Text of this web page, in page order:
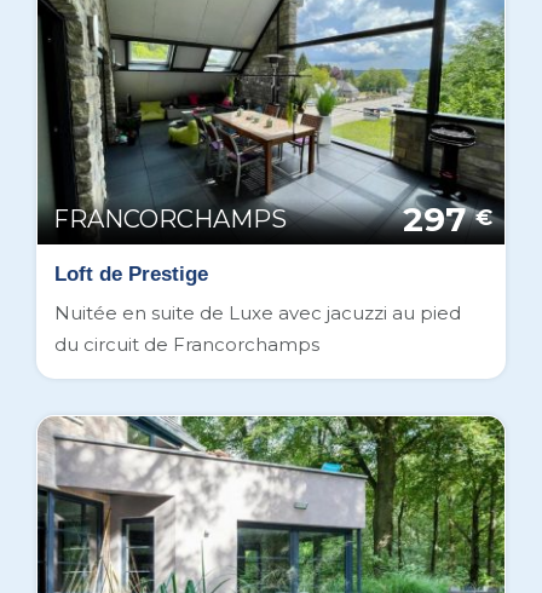
FRANCORCHAMPS 297 €
Loft de Prestige
Nuitée en suite de Luxe avec jacuzzi au pied
du circuit de Francorchamps